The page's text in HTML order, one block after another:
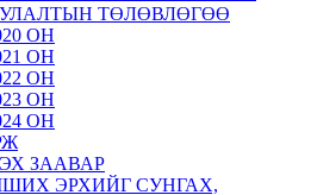
ТӨЛӨВЛӨГӨӨ
ОН
ОН
ОН
ОН
ОН
ЗААВАР
ЭРХИЙГ СУНГАХ,